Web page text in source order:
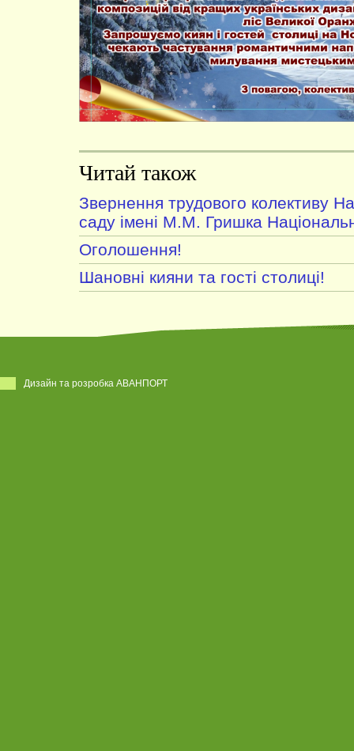
Читай також
Звернення трудового колективу
саду імені М.М. Гришка
Оголошення!
Шановні кияни та гості столиці!
Дизайн та розробка АВАНПОРТ